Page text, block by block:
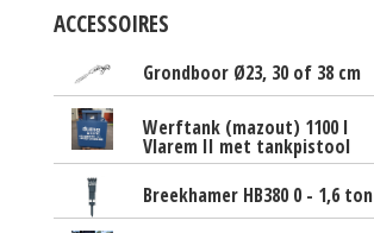
ACCESSOIRES
Grondboor Ø23, 30 of 38 cm
Werftank (mazout) 1100 l
Vlarem II met tankpistool
Breekhamer HB380 0 - 1,6 ton